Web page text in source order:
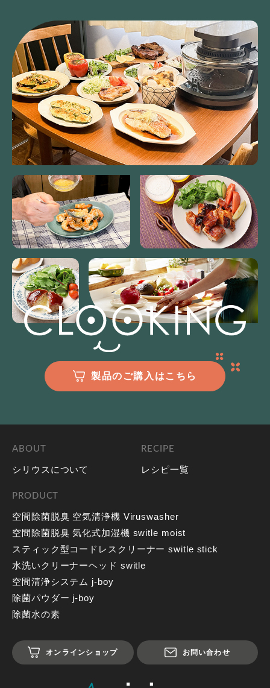
製品のご購入はこちら
ABOUT
シリウスについて
PRODUCT
空間除菌脱臭 空気清浄機 Viruswasher
空間除菌脱臭 気化式加湿機 switle moist
スティック型コードレスクリーナー switle stick
水洗いクリーナーヘッド switle
空間清浄システム j-boy
除菌パウダー j-boy
除菌水の素
RECIPE
レシピ一覧
オンラインショップ お問い合わせ